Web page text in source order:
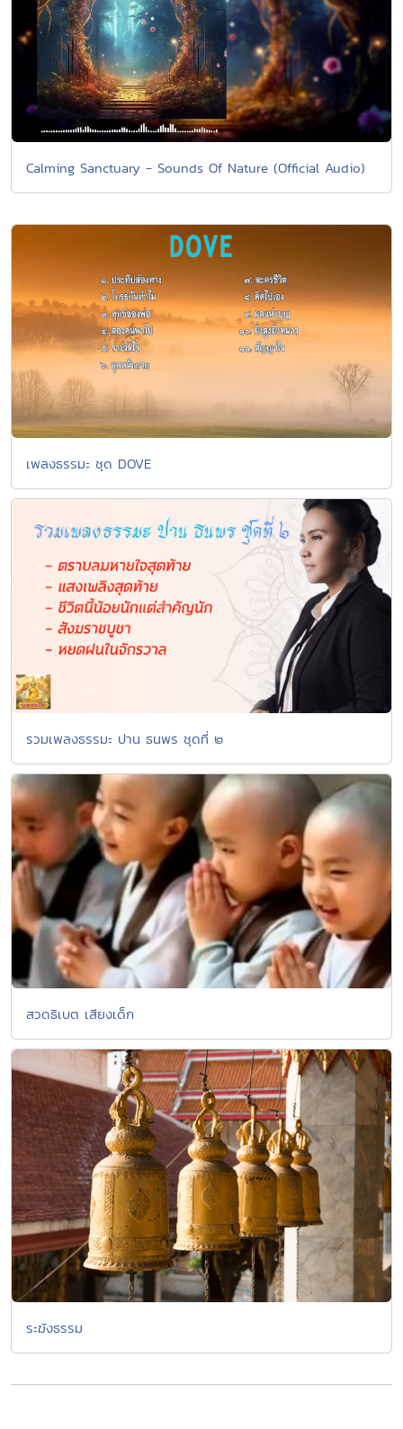
Calming Sanctuary - Sounds Of Nature (Official Audio)
เพลงธรรมะ ชุด DOVE
รวมเพลงธรรมะ ปาน ธนพร ชุดที่ ๒
สวดธิเบต เสียงเด็ก
ระฆังธรรม